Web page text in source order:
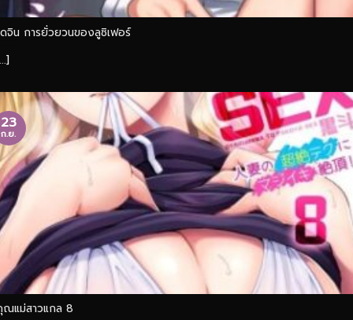
จิน การยั่วยวนของลูซิเฟอร์
ณแม่สาวแกล 8
23
ก.ย.